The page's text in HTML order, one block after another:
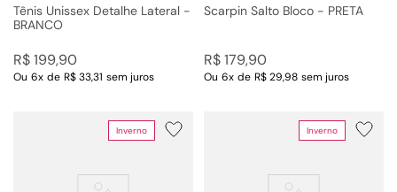
Tênis Unissex Detalhe Lateral -
BRANCO
R$199,90
Ou 6x de R$ 33,31 sem juros
Scarpin Salto Bloco - PRETA
R$179,90
Ou 6x de R$ 29,98 sem juros
Inverno Inverno